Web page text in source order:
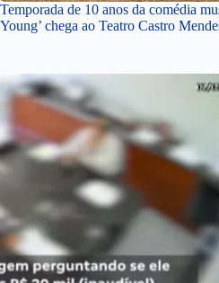
Temporada de 10 anos da comédia
Young’ chega ao Teatro Castro